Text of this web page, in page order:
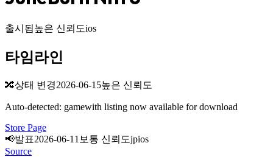
출시됨높은 신뢰도ios
타임라인
🔀상태 변경2026-06-15높은 신뢰도
Auto-detected: gamewith listing now available for download
Store Page
📢발표2026-06-11 보통 신뢰도jpios
Source